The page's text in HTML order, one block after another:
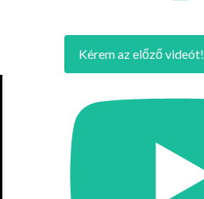
Kérem az előző videót!